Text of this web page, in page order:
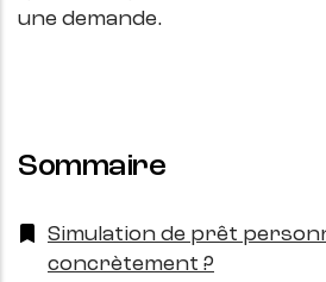
une demande.
Sommaire
Simulation de prêt
concrètement ?